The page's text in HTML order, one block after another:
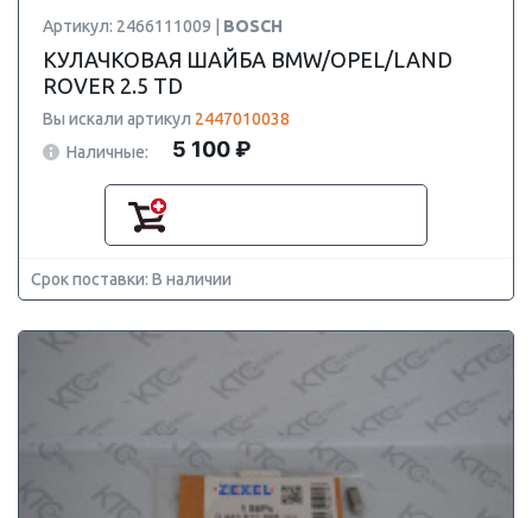
Артикул: 2466111009 | BOSCH
КУЛАЧКОВАЯ ШАЙБА BMW/OPEL/LAND
ROVER 2.5 TD
Вы искали артикул 2447010038
Наличные:
5 100 ₽
Срок поставки: В наличии